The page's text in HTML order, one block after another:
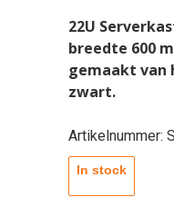
22U
breedte 600
gemaakt van
zwart.
Artikelnummer:
In stock